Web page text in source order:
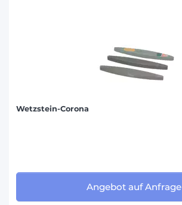
Wetzstein-Corona
Angebot auf Anfrage